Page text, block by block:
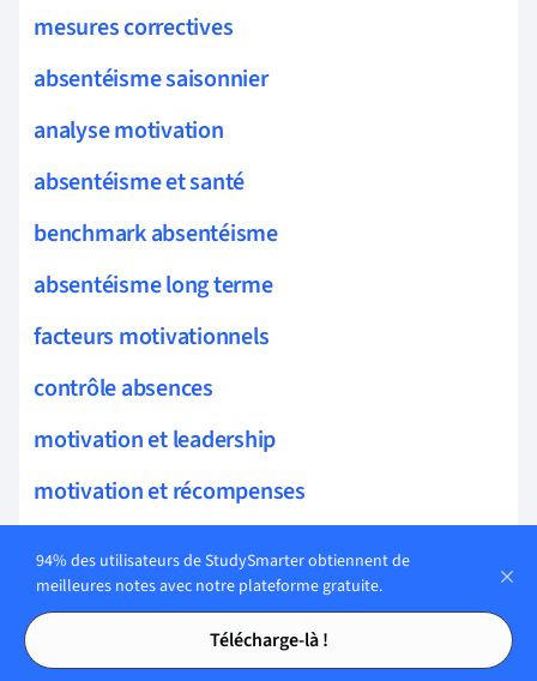
Tables des matières
Tables des matières
mesures correctives
absentéisme saisonnier
analyse motivation
absentéisme et santé
benchmark absentéisme
absentéisme long terme
facteurs motivationnels
contrôle absences
motivation et leadership
motivation et récompenses
objectifs motivationnels
attribution et motivation
94% des utilisateurs de StudySmarter obtiennent de
meilleures notes avec notre plateforme gratuite.
Télécharge-là !